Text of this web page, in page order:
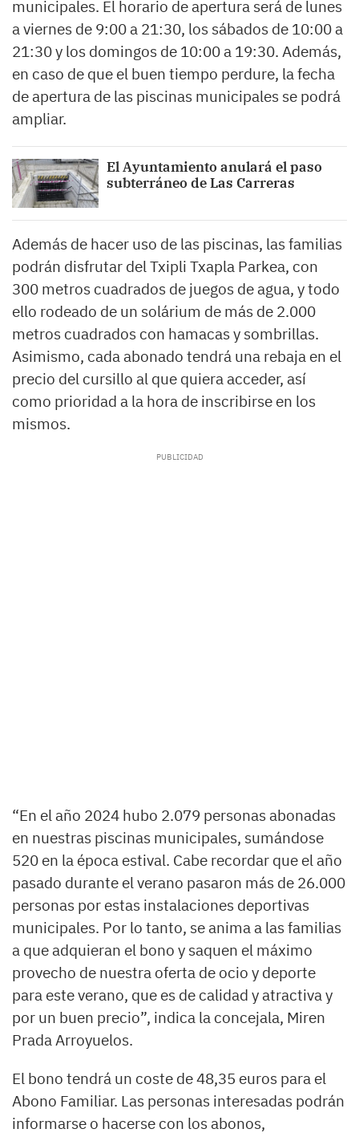
municipales. El horario de apertura será de lunes
a viernes de 9:00 a 21:30, los sábados de 10:00 a
21:30 y los domingos de 10:00 a 19:30. Además,
en caso de que el buen tiempo perdure, la fecha
de apertura de las piscinas municipales se podrá
ampliar.
El Ayuntamiento anulará el paso
subterráneo de Las Carreras
Además de hacer uso de las piscinas, las familias
podrán disfrutar del Txipli Txapla Parkea, con
300 metros cuadrados de juegos de agua, y todo
ello rodeado de un solárium de más de 2.000
metros cuadrados con hamacas y sombrillas.
Asimismo, cada abonado tendrá una rebaja en el
precio del cursillo al que quiera acceder, así
como prioridad a la hora de inscribirse en los
mismos.
“En el año 2024 hubo 2.079 personas abonadas
en nuestras piscinas municipales, sumándose
520 en la época estival. Cabe recordar que el año
pasado durante el verano pasaron más de 26.000
personas por estas instalaciones deportivas
municipales. Por lo tanto, se anima a las familias
a que adquieran el bono y saquen el máximo
provecho de nuestra oferta de ocio y deporte
para este verano, que es de calidad y atractiva y
por un buen precio”, indica la concejala, Miren
Prada Arroyuelos.
El bono tendrá un coste de 48,35 euros para el
Abono Familiar. Las personas interesadas podrán
informarse o hacerse con los abonos,